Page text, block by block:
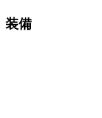
装備